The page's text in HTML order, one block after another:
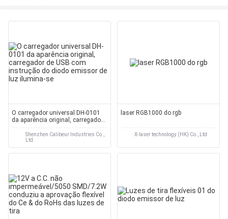
O carregador universal DH-0101
da aparência original, carregador
de USB com instrução do diodo
emissor de luz ilumina-se
Shenzhen Calibeur Industries Co.,
Ltd.
laser RGB1000 do rgb
X-laser technology (HK) Co., Ltd